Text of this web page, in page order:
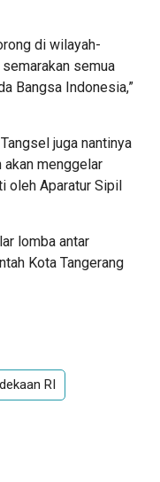
di wilayah-
semua
Bangsa Indonesia,”
juga nantinya
menggelar
oleh Aparatur Sipil
lomba antar
Kota Tangerang
RI